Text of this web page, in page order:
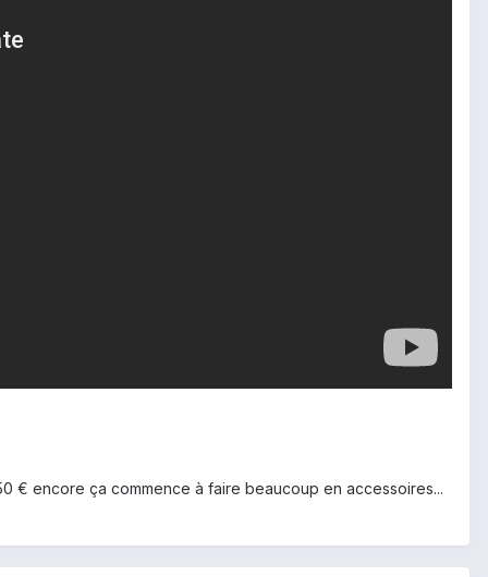
€ encore ça commence à faire beaucoup en accessoires...